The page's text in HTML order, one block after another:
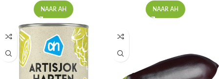
NAAR AH NAAR AH